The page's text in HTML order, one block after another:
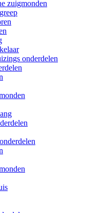
zuigmonden
onderdelen